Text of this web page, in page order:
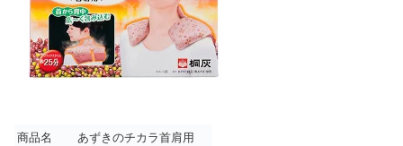
商品名
あずきのチカラ首肩用